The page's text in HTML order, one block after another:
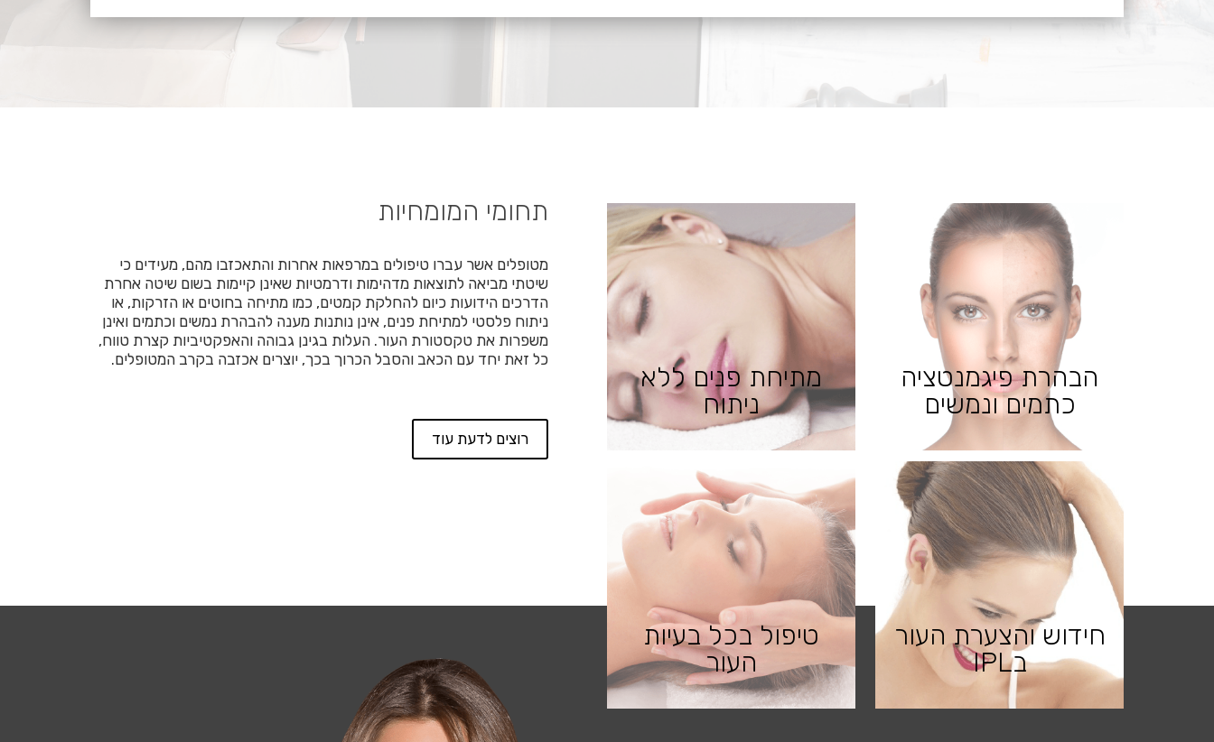
הבהרת פיגמנטציה
כתמים ונמשים
מתיחת פנים ללא
ניתוח
חידוש והצערת העור
בIPL
טיפול בכל בעיות
העור
תחומי המומחיות
מטופלים אשר עברו טיפולים במרפאות אחרות והתאכזבו מהם, מעידים כי
שיטתי מביאה לתוצאות מדהימות ודרמטיות שאינן קיימות בשום שיטה אחרת
הדרכים הידועות כיום להחלקת קמטים, כמו מתיחה בחוטים או הזרקות, או
ניתוח פלסטי למתיחת פנים, אינן נותנות מענה להבהרת נמשים וכתמים ואינן
משפרות את טקסטורת העור. העלות בגינן גבוהה והאפקטיביות קצרת טווח,
כל זאת יחד עם הכאב והסבל הכרוך בכך, יוצרים אכזבה בקרב המטופלים.
רוצים לדעת עוד